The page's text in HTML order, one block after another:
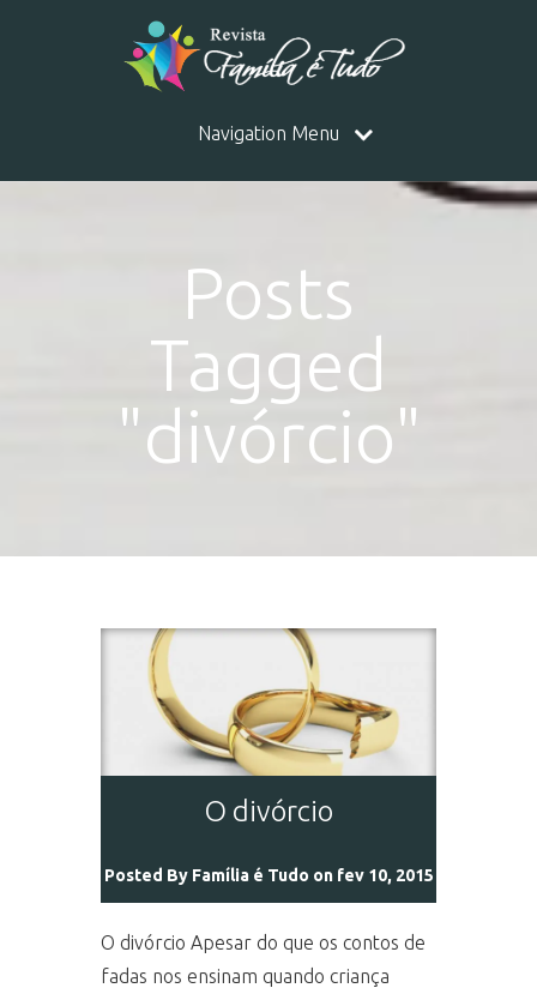
Navigation Menu
Posts
Tagged
"divórcio"
O divórcio
Posted By Família é Tudo on fev 10, 2015
O divórcio Apesar do que os contos de
fadas nos ensinam quando criança